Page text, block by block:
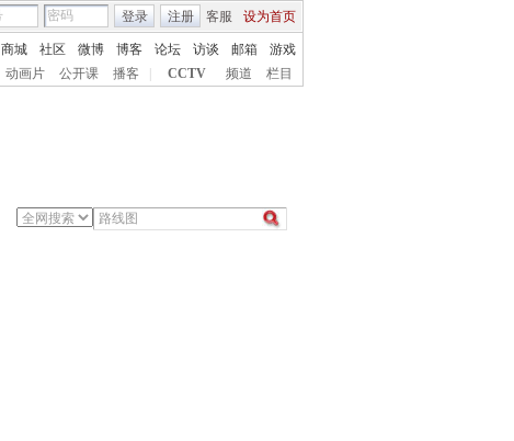
客服 设为首页
登录 注册
商城 社区 微博 博客 论坛 访谈 邮箱
游戏
动画片 公开课 播客 CCTV 频道 栏目